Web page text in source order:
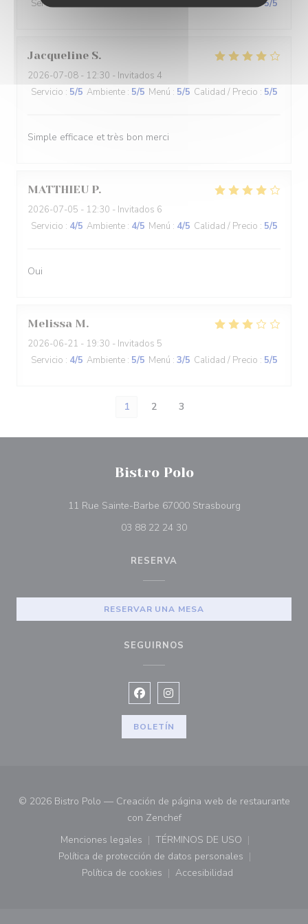
Servicio
:5/5
Jacqueline S
2026-07-08 - 12:30 - Invitados 4
Servicio : 5/5 Ambiente : 5/5 Menú : 5/5 Calidad / Precio : 5/5
Simple efficace et très bon merci
MATTHIEU P
2026-07-05 - 12:30 - Invitados 6
Servicio : 4/5 Ambiente : 4/5 Menú : 4/5 Calidad / Precio : 5/5
Oui
Melissa M
2026-06-21 - 19:30 - Invitados 5
Servicio : 4/5 Ambiente : 5/5 Menú : 3/5 Calidad / Precio : 5/5
1 2 3
Bistro Polo
11 Rue Sainte-Barbe 67000 Strasbourg((abre en una
03 88 22 24 30
RESERVA
RESERVAR UNA MESA
SEGUIRNOS
Facebook ((abre en una nueva
Instagram ((abre en una
BOLETÍN
© 2026 Bistro Polo — Creación de página web de restaurante
con Zenchef((abre en una nueva
Menciones legales
((abre en una nueva ventana))
TÉRMINOS DE USO
((abre en una nueva
Política de protección de datos personales
((abre en una nueva ventana))
Política de cookies
((abre en una nueva ventana))
Accesibilidad
((abre en una nueva